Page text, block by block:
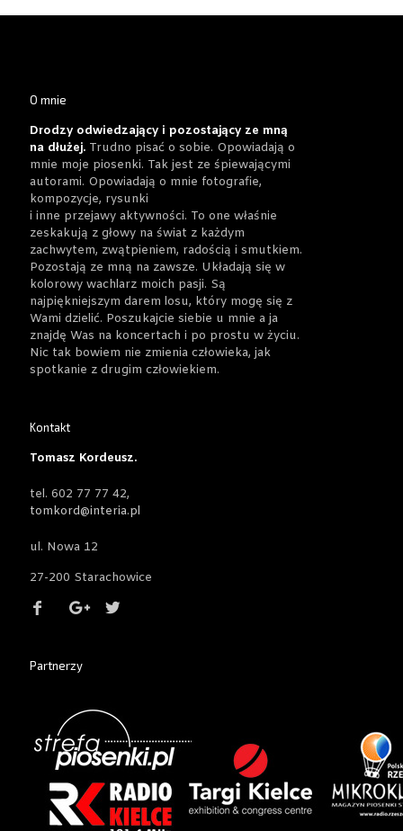
O mnie
Drodzy odwiedzający i pozostający ze mną
na dłużej. Trudno pisać o sobie. Opowiadają o
mnie moje piosenki. Tak jest ze śpiewającymi
autorami. Opowiadają o mnie fotografie,
kompozycje, rysunki
i inne przejawy aktywności. To one właśnie
zeskakują z głowy na świat z każdym
zachwytem, zwątpieniem, radością i smutkiem.
Pozostają ze mną na zawsze. Układają się w
kolorowy wachlarz moich pasji. Są
najpiękniejszym darem losu, który mogę się z
Wami dzielić. Poszukajcie siebie u mnie a ja
znajdę Was na koncertach i po prostu w życiu.
Nic tak bowiem nie zmienia człowieka, jak
spotkanie z drugim człowiekiem.
Kontakt
Tomasz Kordeusz.
tel. 602 77 77 42,
tomkord@interia.pl
ul. Nowa 12
27-200 Starachowice
Partnerzy